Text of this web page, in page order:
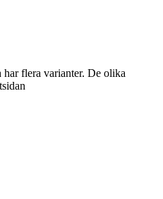
flera varianter. De olika